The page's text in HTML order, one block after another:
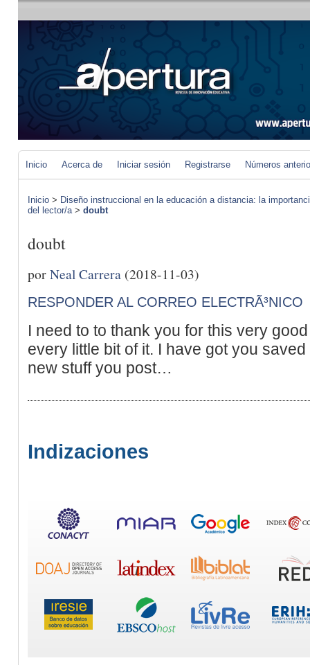
Inicio Acerca de Iniciar sesión Registrarse Números
Inicio > Diseño instruccional en la educación a distancia: la
del lector/a> doubt
doubt
porNeal Carrera (2018-11-03)
RESPONDER AL CORREO ELECTRÃ³NICO
I need to to thank you for this very
every little bit of it. I have got you
new stuff you post…
Indizaciones